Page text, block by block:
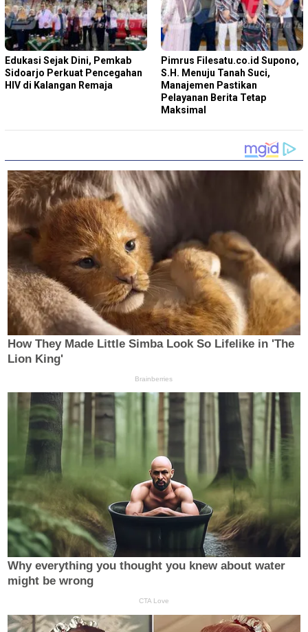
Edukasi Sejak Dini, Pemkab
Sidoarjo Perkuat Pencegahan
HIV di Kalangan Remaja
Pimrus Filesatu.co.id Supono,
S.H. Menuju Tanah Suci,
Manajemen Pastikan
Pelayanan Berita Tetap
Maksimal